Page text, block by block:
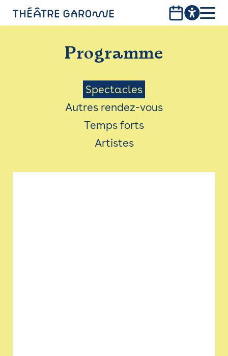
PROGRAMME
INFOS PRATIQUES
AVEC LES PUBLICS
ACCESSIBILITÉ
LES PRODUCTIONS
Programme
Menu
Saison
Spectacles
Autres rendez-vous
Temps forts
Artistes